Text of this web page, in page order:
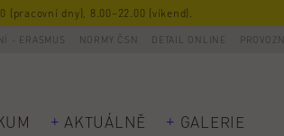
dny), 8.00–22.00 (víkend).
- ERASMUS NORMY ČSN DETAIL ONLINE
AKTUÁLNĚ GALERIE